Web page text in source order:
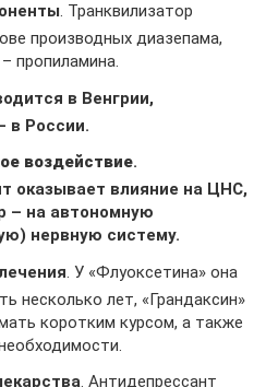
. Транквилизатор
производных диазепама,
пропиламина.
в Венгрии,
в России.
воздействие.
оказывает влияние на ЦНС,
– на автономную
нервную систему.
. У «Флуоксетина» она
несколько лет, «Грандаксин»
коротким курсом, а также
. Антидепрессант